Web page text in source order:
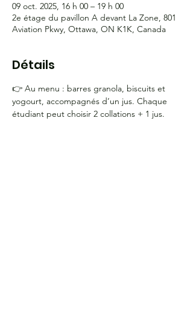
09 oct. 2025, 16 h 00 – 19 h 00
2e étage du pavillon A devant La Zone, 801
Aviation Pkwy, Ottawa, ON K1K, Canada
Détails
👉 Au menu : barres granola, biscuits et
yogourt, accompagnés d’un jus. Chaque
étudiant peut choisir 2 collations + 1 jus.